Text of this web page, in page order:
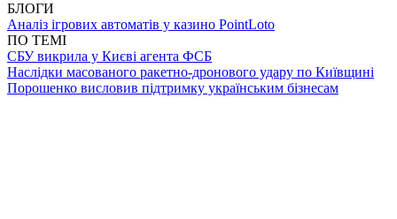
БЛОГИ
Аналіз ігрових автоматів у казино PointLoto
ПО ТЕМІ
СБУ викрила у Києві агента ФСБ
Наслідки масованого ракетно-дронового удару по Київщині
Порошенко висловив підтримку українським бізнесам